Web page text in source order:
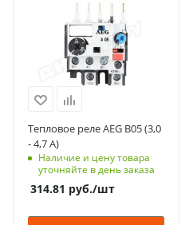
Тепловое реле AEG B05 (3,0
- 4,7 A)
Наличие и цену товара
уточняйте в день заказа
314.81 руб./шт